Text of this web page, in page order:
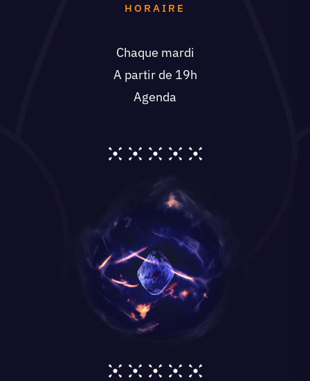
HORAIRE
Chaque mardi
A partir de 19h
Agenda